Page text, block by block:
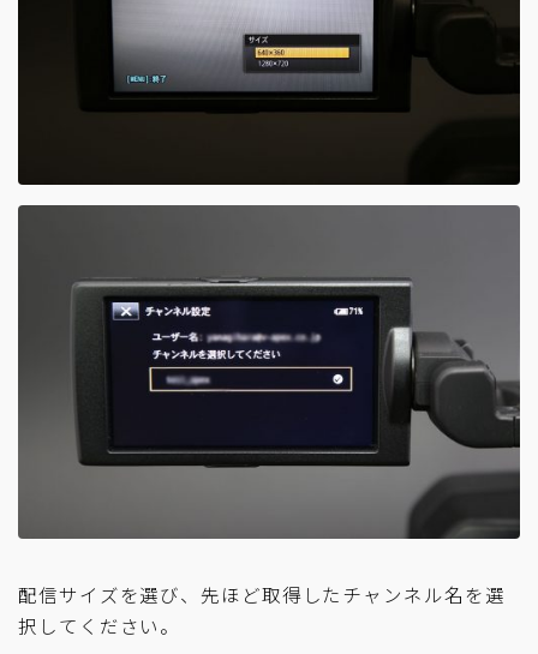
配信サイズを選び、先ほど取得したチャンネル名を選
択してください。